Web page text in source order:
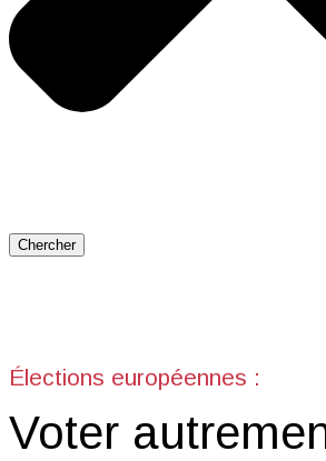
Chercher
Élections européennes :
Voter